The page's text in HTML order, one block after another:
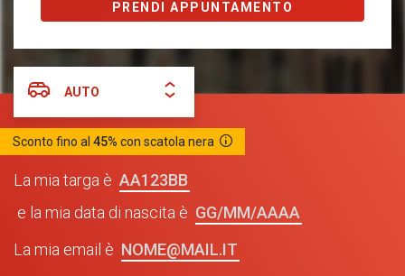
PRENDI APPUNTAMENTO
AUTO
Sconto fino al 45% con scatola nera
La mia targa è
AA123BB
e la mia data di nascita è
GG/MM/AAAA
La mia email è NOME@MAIL.IT